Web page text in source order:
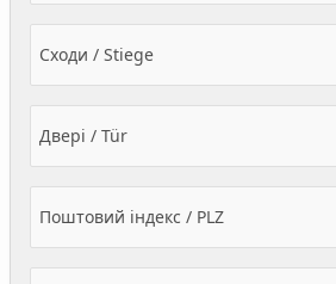
Сходи / Stiege
Двері / Tür
Поштовий індекс / PLZ